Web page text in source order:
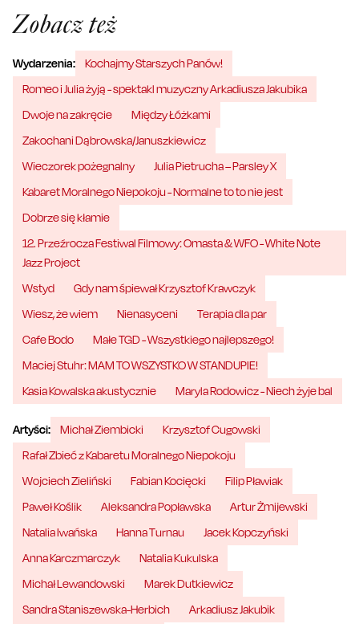
Zobacz też
Wydarzenia:
Kochajmy Starszych Panów!
Romeo i Julia żyją - spektakl muzyczny Arkadiusza Jakubika
Dwoje na zakręcie
Między Łóżkami
Zakochani Dąbrowska/Januszkiewicz
Wieczorek pożegnalny
Julia Pietrucha – Parsley X
Kabaret Moralnego Niepokoju - Normalne to to nie jest
Dobrze się kłamie
12. Przeźrocza Festiwal Filmowy: Omasta & WFO - White Note
Jazz Project
Wstyd
Gdy nam śpiewał Krzysztof Krawczyk
Wiesz, że wiem
Nienasyceni
Terapia dla par
Cafe Bodo
Małe TGD - Wszystkiego najlepszego!
Maciej Stuhr: MAM TO WSZYSTKO W STANDUPIE!
Kasia Kowalska akustycznie
Maryla Rodowicz - Niech żyje bal
Artyści: Michał Ziembicki
Krzysztof Cugowski
Rafał Zbieć z Kabaretu Moralnego Niepokoju
Wojciech Zieliński
Fabian Kocięcki
Filip Pławiak
Paweł Koślik
Aleksandra Popławska
Artur Żmijewski
Natalia Iwańska
Hanna Turnau
Jacek Kopczyński
Anna Karczmarczyk
Natalia Kukulska
Michał Lewandowski
Marek Dutkiewicz
Sandra Staniszewska-Herbich
Arkadiusz Jakubik